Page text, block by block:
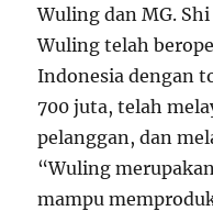
Wuling dan MG.
Wuling telah
Indonesia dengan
700 juta, telah
pelanggan, dan
“Wuling
mampu